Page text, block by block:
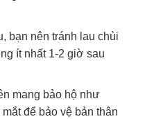
bạn nên tránh lau chùi
ít nhất 1-2 giờ sau
mang bảo hộ như
để bảo vệ bản thân